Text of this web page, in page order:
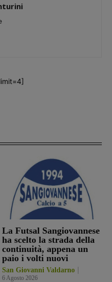
La Futsal Sangiovannese
ha scelto la strada della
continuità, appena un
paio i volti nuovi
San Giovanni Valdarno
6 Agosto 2026